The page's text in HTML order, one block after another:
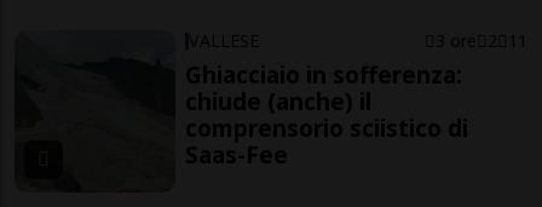
VALLESE 3 ore 2 11
Ghiacciaio in sofferenza:
chiude (anche) il
comprensorio sciistico di
Saas-Fee